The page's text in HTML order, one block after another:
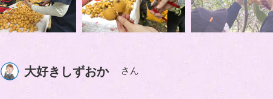
大好きしずおか さん